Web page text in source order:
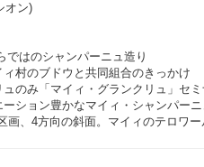
オン)
ではのシャンパーニュ造り
ィ村のブドウと共同組合のきっかけ
のみ「マイィ・グランクリュ」セミ
ーション豊かなマイィ・シャンパー
画、4方向の斜面。マイィのテロワー